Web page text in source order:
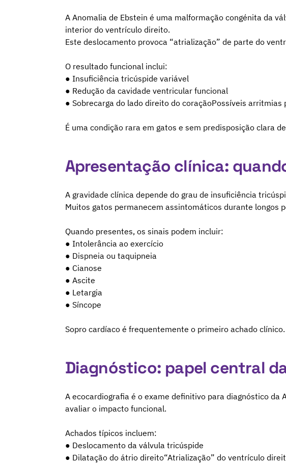
A Anomalia de Ebstein é uma malformação congénita da
interior do ventrículo direito.
Este deslocamento provoca “atrialização” de parte do
O resultado funcional inclui:
● Insuficiência tricúspide variável
● Redução da cavidade ventricular funcional
● Sobrecarga do lado direito do coraçãoPossíveis arritmias
É uma condição rara em gatos e sem predisposição clara
Apresentação clínica:
A gravidade clínica depende do grau de insuficiência
Muitos gatos permanecem assintomáticos durante longos
Quando presentes, os sinais podem incluir:
● Intolerância ao exercício
● Dispneia ou taquipneia
● Cianose
● Ascite
● Letargia
● Síncope
Sopro cardíaco é frequentemente o primeiro achado clínico.
Diagnóstico: papel central
A ecocardiografia é o exame definitivo para diagnóstico
avaliar o impacto funcional.
Achados típicos incluem:
● Deslocamento da válvula tricúspide
● Dilatação do átrio direito“Atrialização” do ventrículo